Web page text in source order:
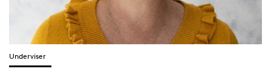
Underviser